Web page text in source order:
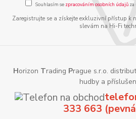
Souhlasím se zpracováním osobních údajůza
Zaregistrujte se a získejte exkluzivní přístup k
slevám na Hi-Fi
Horizon Trading Prague s.r.o.
hudby a
333 663